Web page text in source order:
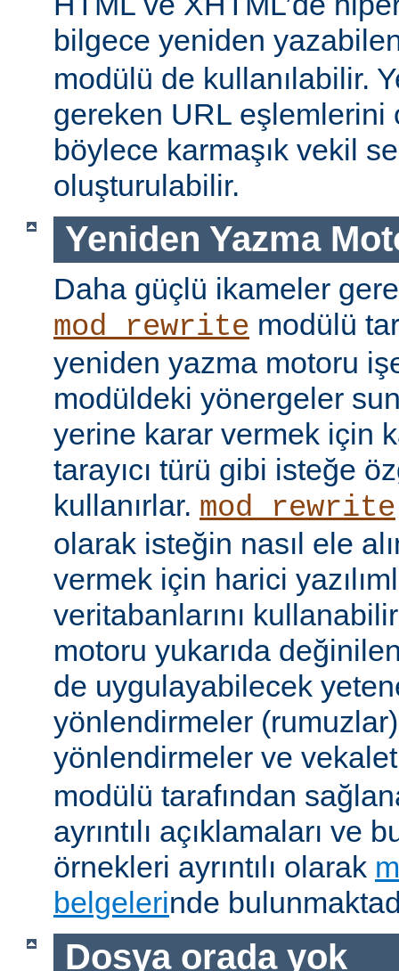
bilgece yeniden
modülü de kullanılabilir.
gereken URL eşlemlerini
böylece karmaşık vekil
oluşturulabilir.
Yeniden Yazma
Daha güçlü ikameler
mod_rewrite modülü
yeniden yazma motoru
modüldeki yönergeler
yerine karar vermek için
tarayıcı türü gibi isteğe
kullanırlar. mod_rewrite
olarak isteğin nasıl ele
vermek için harici
veritabanlarını
motoru yukarıda
de uygulayabilecek
yönlendirmeler
yönlendirmeler ve
modülü tarafından
ayrıntılı açıklamaları ve
örnekleri ayrıntılı olarak
belgelerinde
Dosya orada yok